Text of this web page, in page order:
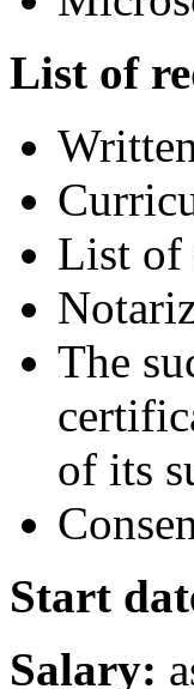
List of
List of
The
of its
Start
Salary: